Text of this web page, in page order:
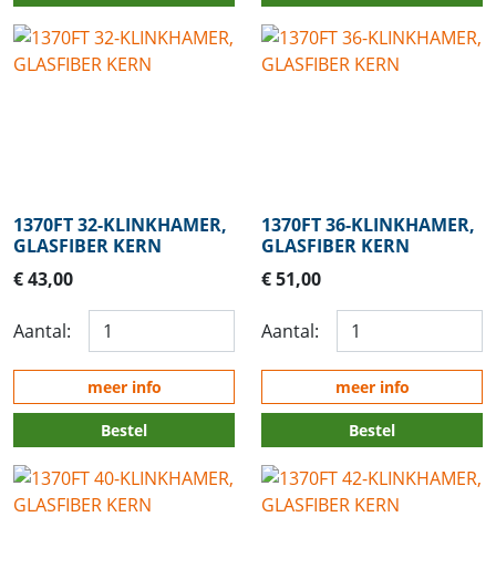
1370FT 32-KLINKHAMER,
GLASFIBER KERN
€ 43,00
Aantal:
meer info
Bestel
1370FT 36-KLINKHAMER,
GLASFIBER KERN
€ 51,00
Aantal:
meer info
Bestel